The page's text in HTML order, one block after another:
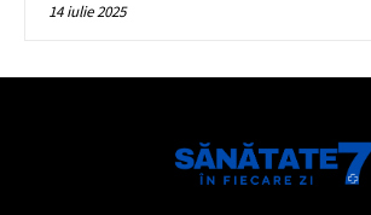
14 iulie 2025